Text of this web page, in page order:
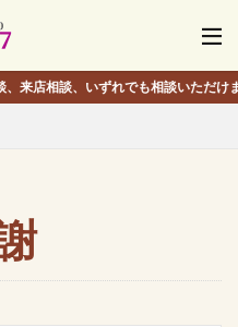
ずれでも相談いただけます。